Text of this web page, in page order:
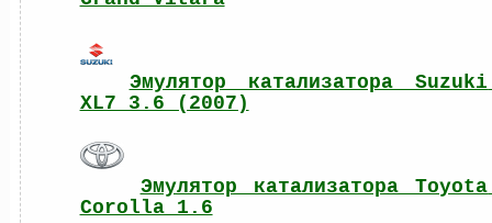
Эмулятор катализатора Suzuki
XL7 3.6 (2007)
Эмулятор катализатора Toyota
Corolla 1.6